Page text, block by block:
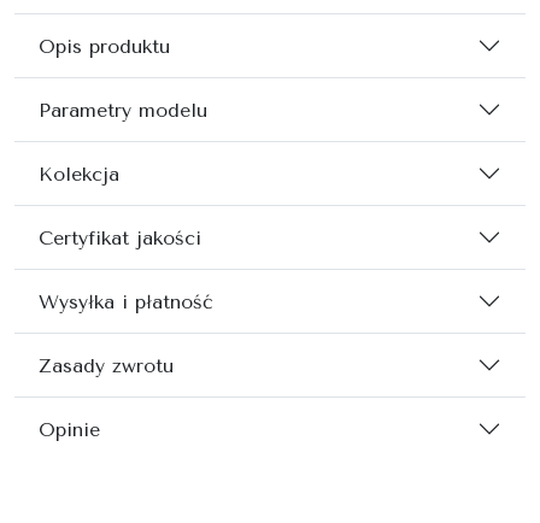
Opis produktu
Parametry modelu
Kolekcja
Certyfikat jakości
Wysyłka i płatność
Zasady zwrotu
Opinie